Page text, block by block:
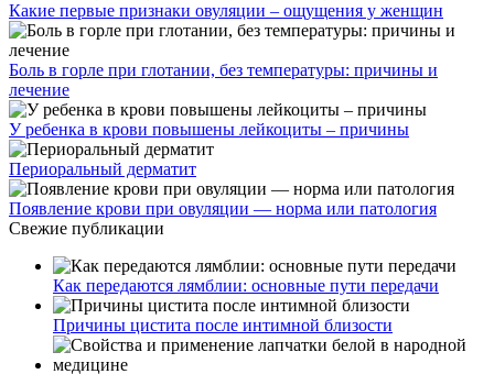
Какие первые признаки овуляции – ощущения у женщин
Боль в горле при глотании, без температуры: причины и
лечение
У ребенка в крови повышены лейкоциты – причины
Периоральный дерматит
Появление крови при овуляции — норма или патология
Свежие публикации
Как передаются лямблии: основные пути передачи
Причины цистита после интимной близости